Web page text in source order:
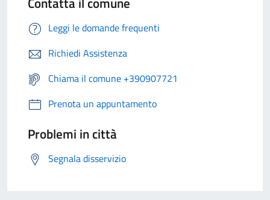
Leggi le domande frequenti
Richiedi Assistenza
Chiama il comune +390907721
Prenota un appuntamento
Problemi in città
Segnala disservizio